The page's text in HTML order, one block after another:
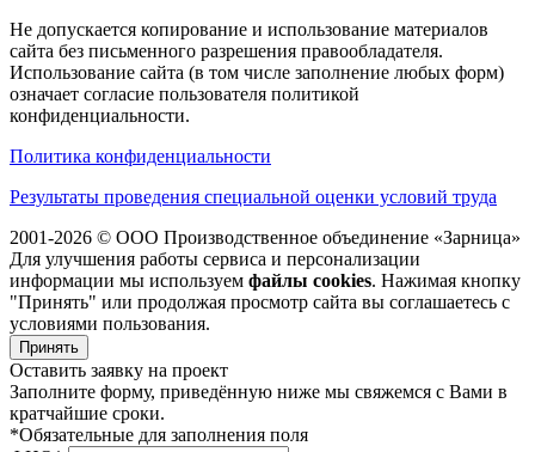
Не допускается копирование и использование материалов
сайта без письменного разрешения правообладателя.
Использование сайта (в том числе заполнение любых форм)
означает согласие пользователя политикой
конфиденциальности.
Политика конфиденциальности
Результаты проведения специальной оценки условий труда
2001-2026 © ООО Производственное объединение «Зарница»
Для улучшения работы сервиса и персонализации
информации мы используем файлы cookies. Нажимая кнопку
"Принять" или продолжая просмотр сайта вы соглашаетесь с
условиями пользования.
Принять
Оставить заявку на проект
Заполните форму, приведённую ниже мы свяжемся с Вами в
кратчайшие сроки.
*Обязательные для заполнения поля